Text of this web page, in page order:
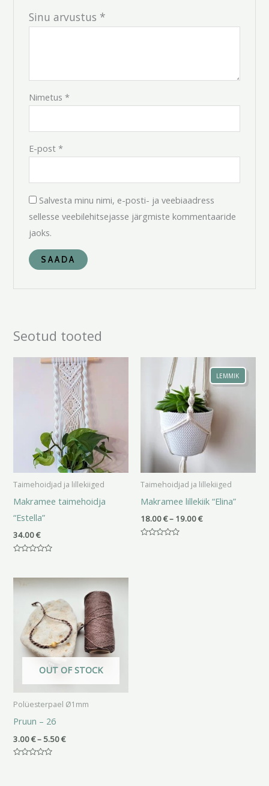
Sinu arvustus *
Nimetus *
E-post *
Salvesta minu nimi, e-posti- ja veebiaadress
sellesse veebilehitsejasse järgmiste kommentaaride
jaoks.
Seotud tooted
Taimehoidjad ja lillekiiged
Makramee taimehoidja
“Estella”
34.00€
5
LEMMIK
Taimehoidjad ja lillekiiged
Makramee lillekiik “Elina”
18.00€– 19.00€
Hinnavahemik:
18.00 €
kuni
19.00 €
OUT OF STOCK
Polüesterpael Ø1mm
Pruun – 26
3.00€–5.50€
Hinnavahemik:
3.00 €
kuni
5.50 €